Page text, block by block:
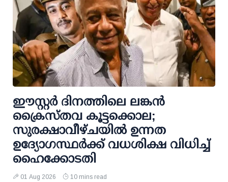
ഈസ്റ്റർ ദിനത്തിലെ ലങ്കൻ
ക്രൈസ്തവ കൂട്ടക്കൊല;
സുരക്ഷാവീഴ്ചയിൽ ഉന്നത
ഉദ്യോഗസ്ഥർക്ക് വധശിക്ഷ വിധിച്ച്
ഹൈക്കോടതി
01 Aug 2026 10 mins read